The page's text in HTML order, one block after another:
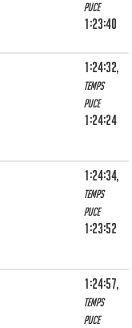
puce
1:23:40
1:24:32,
Temps
puce
1:24:24
1:24:34,
Temps
puce
1:23:52
1:24:57,
Temps
puce